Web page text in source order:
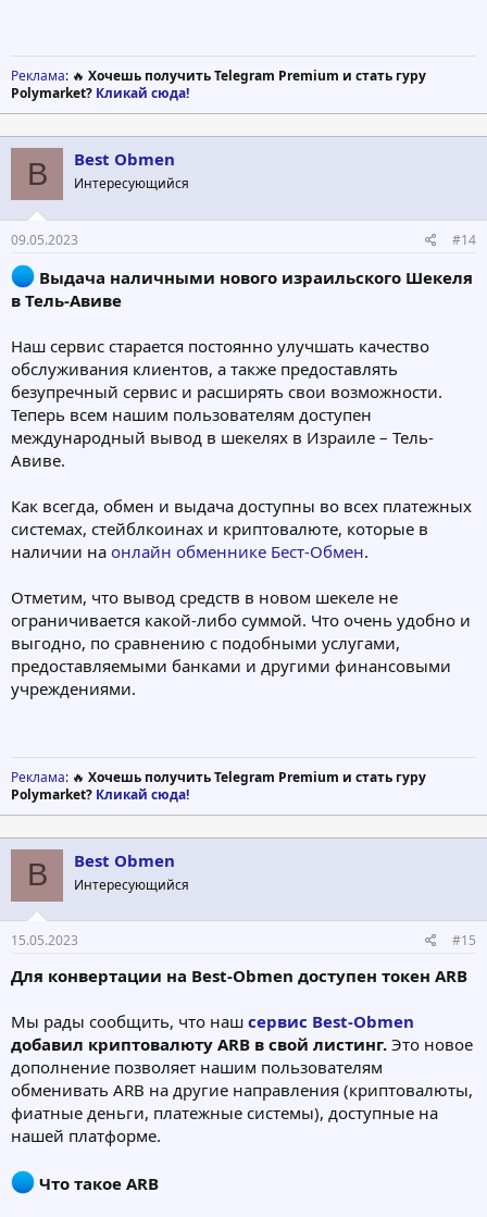
Реклама: 🔥 Хочешь получить Telegram Premium и стать гуру
Polymarket? Кликай сюда!
B Best Obmen
Интересующийся
09.05.2023 #14
Выдача наличными нового израильского Шекеля
в Тель-Авиве
Наш сервис старается постоянно улучшать качество
обслуживания клиентов, а также предоставлять
безупречный сервис и расширять свои возможности.
Теперь всем нашим пользователям доступен
международный вывод в шекелях в Израиле – Тель-
Авиве.
Как всегда, обмен и выдача доступны во всех платежных
системах, стейблкоинах и криптовалюте, которые в
наличии на онлайн обменнике Бест-Обмен.
Отметим, что вывод средств в новом шекеле не
ограничивается какой-либо суммой. Что очень удобно и
выгодно, по сравнению с подобными услугами,
предоставляемыми банками и другими финансовыми
учреждениями.
Реклама: 🔥 Хочешь получить Telegram Premium и стать гуру
Polymarket? Кликай сюда!
B Best Obmen
Интересующийся
15.05.2023 #15
Для конвертации на Best-Obmen доступен токен ARB
Мы рады сообщить, что наш сервис Best-Obmen
добавил криптовалюту ARB в свой листинг. Это новое
дополнение позволяет нашим пользователям
обменивать ARB на другие направления (криптовалюты,
фиатные деньги, платежные системы), доступные на
нашей платформе.
Что такое ARB